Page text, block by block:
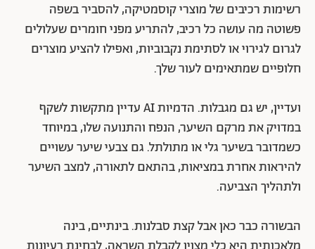
רשימות רכיבים של מוצרי קוסמטיקה, להסביר בשפה
פשוטה מה עושה כל רכיב, להתריע מפני חומרים שעלולים
לגרום לגירוי או לסתימת נקבוביות, ואפילו להציע מוצרים
חלופיים שמתאימים לעור שלך.
ועדיין, יש גם מגבלות. הדמיות AI עדיין מתקשות לשקף
במדויק את מרקם השיער, הנפח והתנועה שלו, במיוחד
כשמדובר בשיער גלי או מתולתל. גם צבעי שיער עשויים
להיראות אחרת במציאות, בהתאם לתאורה, למצב השיער
ולתהליך הצביעה.
הבשורה כבר כאן אבל קצת סבלנות. בינתיים, בינה